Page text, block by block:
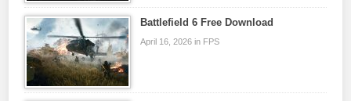
Battlefield 6 Free Download
April 16, 2026 in FPS